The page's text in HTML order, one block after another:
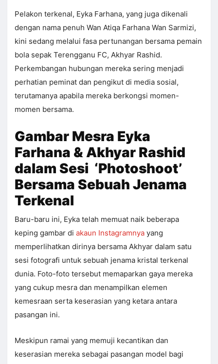
Pelakon terkenal, Eyka Farhana, yang juga dikenali
dengan nama penuh Wan Atiqa Farhana Wan Sarmizi,
kini sedang melalui fasa pertunangan bersama pemain
bola sepak Terengganu FC, Akhyar Rashid.
Perkembangan hubungan mereka sering menjadi
perhatian peminat dan pengikut di media sosial,
terutamanya apabila mereka berkongsi momen-
momen bersama.
Gambar Mesra Eyka
Farhana & Akhyar Rashid
dalam Sesi ‘Photoshoot’
Bersama Sebuah Jenama
Terkenal
Baru-baru ini, Eyka telah memuat naik beberapa
keping gambar di akaun Instagramnya yang
memperlihatkan dirinya bersama Akhyar dalam satu
sesi fotografi untuk sebuah jenama kristal terkenal
dunia. Foto-foto tersebut memaparkan gaya mereka
yang cukup mesra dan menampilkan elemen
kemesraan serta keserasian yang ketara antara
pasangan ini.
Meskipun ramai yang memuji kecantikan dan
keserasian mereka sebagai pasangan model bagi